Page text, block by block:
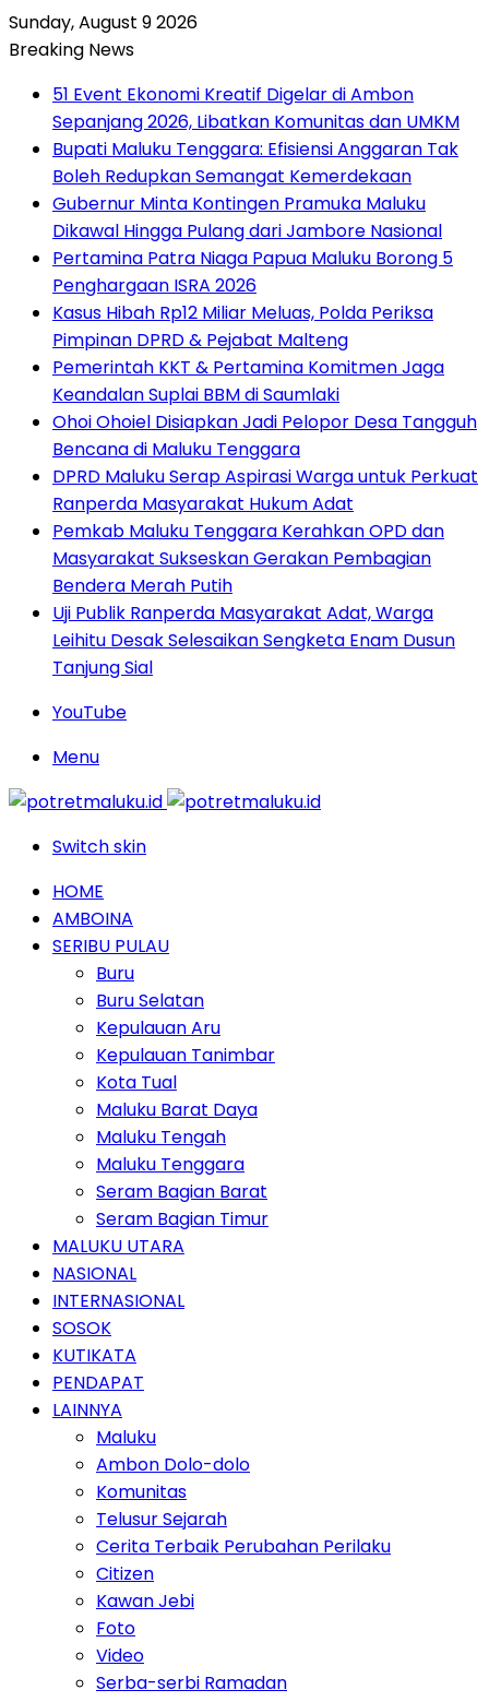
Sunday, August 9 2026
Breaking News
51 Event Ekonomi Kreatif Digelar di Ambon
Sepanjang 2026, Libatkan Komunitas dan UMKM
Bupati Maluku Tenggara: Efisiensi Anggaran Tak
Boleh Redupkan Semangat Kemerdekaan
Gubernur Minta Kontingen Pramuka Maluku
Dikawal Hingga Pulang dari Jambore Nasional
Pertamina Patra Niaga Papua Maluku Borong 5
Penghargaan ISRA 2026
Kasus Hibah Rp12 Miliar Meluas, Polda Periksa
Pimpinan DPRD & Pejabat Malteng
Pemerintah KKT & Pertamina Komitmen Jaga
Keandalan Suplai BBM di Saumlaki
Ohoi Ohoiel Disiapkan Jadi Pelopor Desa Tangguh
Bencana di Maluku Tenggara
DPRD Maluku Serap Aspirasi Warga untuk Perkuat
Ranperda Masyarakat Hukum Adat
Pemkab Maluku Tenggara Kerahkan OPD dan
Masyarakat Sukseskan Gerakan Pembagian
Bendera Merah Putih
Uji Publik Ranperda Masyarakat Adat, Warga
Leihitu Desak Selesaikan Sengketa Enam Dusun
Tanjung Sial
YouTube
Menu
Switch skin
HOME
AMBOINA
SERIBU PULAU
Buru
Buru Selatan
Kepulauan Aru
Kepulauan Tanimbar
Kota Tual
Maluku Barat Daya
Maluku Tengah
Maluku Tenggara
Seram Bagian Barat
Seram Bagian Timur
MALUKU UTARA
NASIONAL
INTERNASIONAL
SOSOK
KUTIKATA
PENDAPAT
LAINNYA
Maluku
Ambon Dolo-dolo
Komunitas
Telusur Sejarah
Cerita Terbaik Perubahan Perilaku
Citizen
Kawan Jebi
Foto
Video
Serba-serbi Ramadan